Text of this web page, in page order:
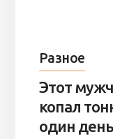
Разное
Этот
копал
один